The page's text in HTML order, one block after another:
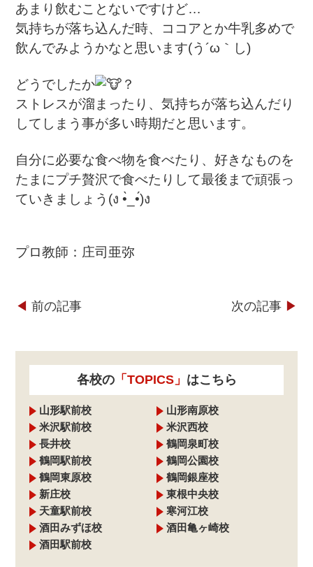
あまり飲むことないですけど…
気持ちが落ち込んだ時、ココアとか牛乳多めで
飲んでみようかなと思います(う´ω｀し)
どうでしたか
？
ストレスが溜まったり、気持ちが落ち込んだり
してしまう事が多い時期だと思います。
自分に必要な食べ物を食べたり、好きなものを
たまにプチ贅沢で食べたりして最後まで頑張っ
ていきましょう(ง •̀_•́)ง
プロ教師：庄司亜弥
◀︎ 前の記事 次の記事 ▶︎
各校の「TOPICS」 はこちら
山形駅前校
山形南原校
米沢駅前校
米沢西校
長井校
鶴岡泉町校
鶴岡駅前校
鶴岡公園校
鶴岡東原校
鶴岡銀座校
新庄校
東根中央校
天童駅前校
寒河江校
酒田みずほ校
酒田亀ヶ崎校
酒田駅前校